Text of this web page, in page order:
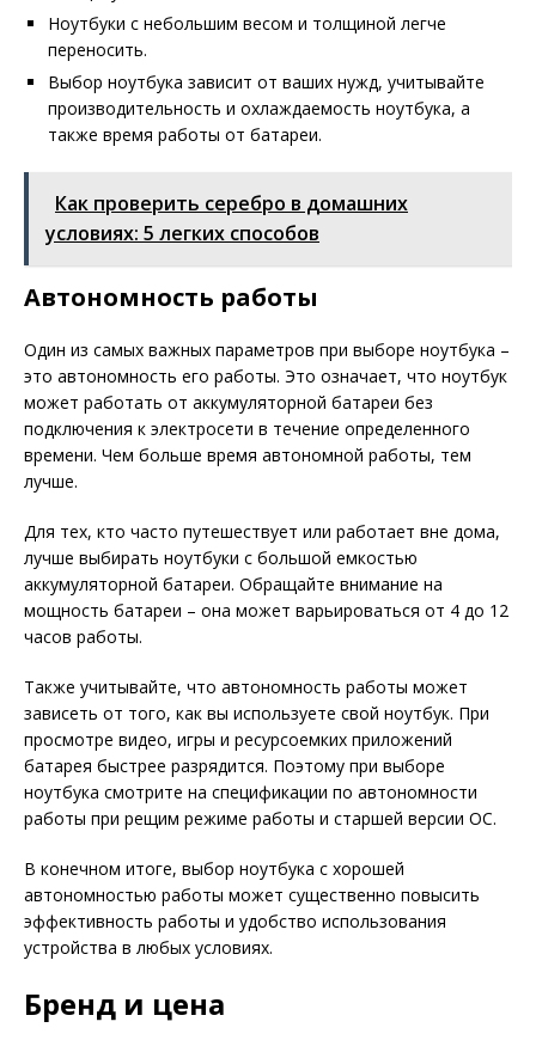
Ноутбуки с небольшим весом и толщиной легче
переносить.
Выбор ноутбука зависит от ваших нужд, учитывайте
производительность и охлаждаемость ноутбука, а
также время работы от батареи.
Как проверить серебро в домашних
условиях: 5 легких способов
Автономность работы
Один из самых важных параметров при выборе ноутбука –
это автономность его работы. Это означает, что ноутбук
может работать от аккумуляторной батареи без
подключения к электросети в течение определенного
времени. Чем больше время автономной работы, тем
лучше.
Для тех, кто часто путешествует или работает вне дома,
лучше выбирать ноутбуки с большой емкостью
аккумуляторной батареи. Обращайте внимание на
мощность батареи – она может варьироваться от 4 до 12
часов работы.
Также учитывайте, что автономность работы может
зависеть от того, как вы используете свой ноутбук. При
просмотре видео, игры и ресурсоемких приложений
батарея быстрее разрядится. Поэтому при выборе
ноутбука смотрите на спецификации по автономности
работы при рещим режиме работы и старшей версии ОС.
В конечном итоге, выбор ноутбука с хорошей
автономностью работы может существенно повысить
эффективность работы и удобство использования
устройства в любых условиях.
Бренд и цена